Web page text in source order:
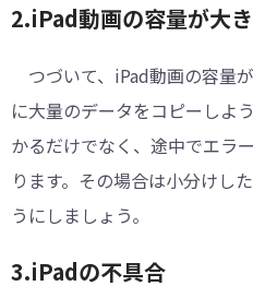
2.iPad動画の容量が大
つづいて、iPad動画の容量
に大量のデータをコピーしよ
かるだけでなく、途中でエラ
ります。その場合は小分けし
うにしましょう。
3.iPadの不具合